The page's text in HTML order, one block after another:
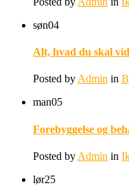
søn04
Alt, hvad du skal
Posted byAdmin in
man05
Forebyggelse og
Posted by Admin in
lør25